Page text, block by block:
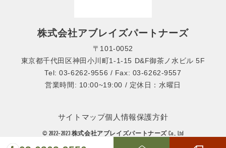
株式会社アブレイズパートナーズ
〒101-0052
東京都千代田区神田小川町1-1-15 D&F御茶ノ水ビル 5F
Tel: 03-6262-9556 / Fax: 03-6262-9557
営業時間: 10:00~19:00 / 定休日：水曜日
© 2022-2023 株式会社アブレイズパートナーズ Co., Ltd
サイトマップ個人情報保護方針